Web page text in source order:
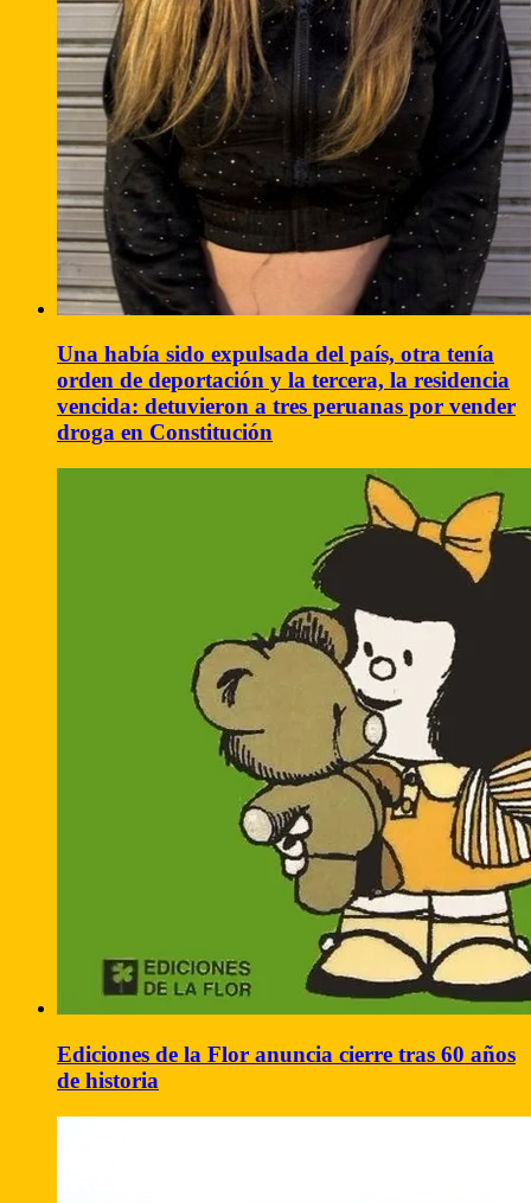
Una había sido expulsada del país, otra tenía
orden de deportación y la tercera, la residencia
vencida: detuvieron a tres peruanas por vender
droga en Constitución
Ediciones de la Flor anuncia cierre tras 60 años
de historia